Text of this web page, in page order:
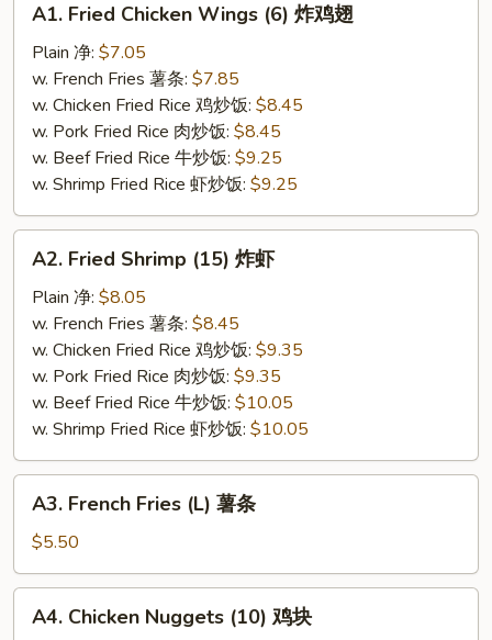
Fried
Chicken
Wings
(6)
A1. Fried Chicken Wings (6) 炸鸡翅
Plain 净: $7.05
w. French Fries 薯条: $7.85
w. Chicken Fried Rice 鸡炒饭: $8.45
w. Pork Fried Rice 肉炒饭: $8.45
w. Beef Fried Rice 牛炒饭: $9.25
w. Shrimp Fried Rice 虾炒饭: $9.25
Fried
Shrimp
(15)
A2. Fried Shrimp (15) 炸虾
Plain 净: $8.05
w. French Fries 薯条: $8.45
w. Chicken Fried Rice 鸡炒饭: $9.35
w. Pork Fried Rice 肉炒饭: $9.35
w. Beef Fried Rice 牛炒饭: $10.05
w. Shrimp Fried Rice 虾炒饭: $10.05
French
Fries
(L)
薯
A3. French Fries (L) 薯条
$5.50
Chicken
A4. Chicken Nuggets (10) 鸡块